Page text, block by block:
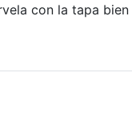
con la tapa bien